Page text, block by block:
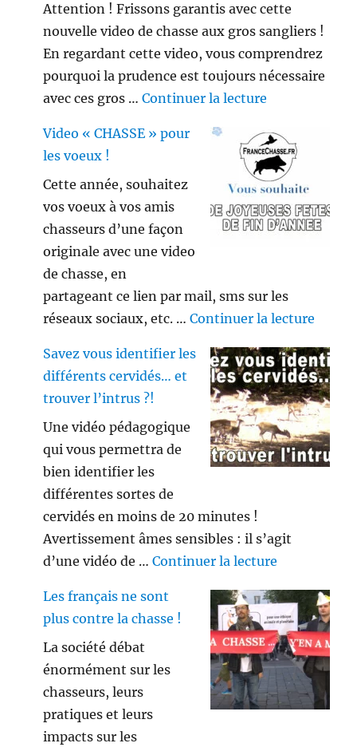
Attention ! Frissons garantis avec cette
nouvelle video de chasse aux gros sangliers !
En regardant cette video, vous comprendrez
pourquoi la prudence est toujours nécessaire
avec ces gros …Continuer la lecture
Video « CHASSE » pour
les voeux !
Cette année, souhaitez
vos voeux à vos amis
chasseurs d’une façon
originale avec une video
de chasse, en
partageant ce lien par mail, sms sur les
réseaux sociaux, etc. …Continuer la lecture
Savez vous identifier les
différents cervidés… et
trouver l’intrus ?!
Une vidéo pédagogique
qui vous permettra de
bien identifier les
différentes sortes de
cervidés en moins de 20 minutes !
Avertissement âmes sensibles : il s’agit
d’une vidéo de …Continuer la lecture
Les français ne sont
plus contre la chasse !
La société débat
énormément sur les
chasseurs, leurs
pratiques et leurs
impacts sur les